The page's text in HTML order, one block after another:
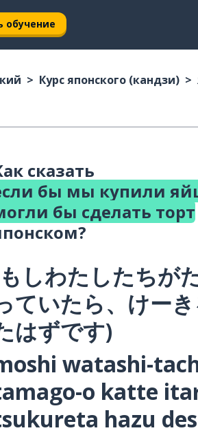
обучение
Курс японского (кандзи)
сказать
бы мы купили
бы сделать торт
もしわたしたちが
ていたら、けー
はずです)
watashi-
o katte
hazu